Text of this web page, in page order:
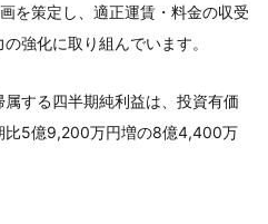
を策定し、適正運賃・料金の収受
強化に取り組んでいます。
する四半期純利益は、投資有価
比5億9,200万円増の8億4,400万